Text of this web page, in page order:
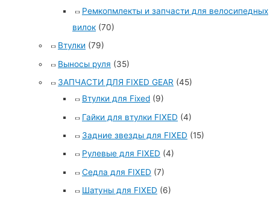
Ремкопмлекты и запчасти для велосипедных
вилок (70)
Втулки (79)
Выносы руля (35)
ЗАПЧАСТИ ДЛЯ FIXED GEAR (45)
Втулки для Fixed (9)
Гайки для втулки FIXED (4)
Задние звезды для FIXED (15)
Рулевые для FIXED (4)
Седла для FIXED (7)
Шатуны для FIXED (6)